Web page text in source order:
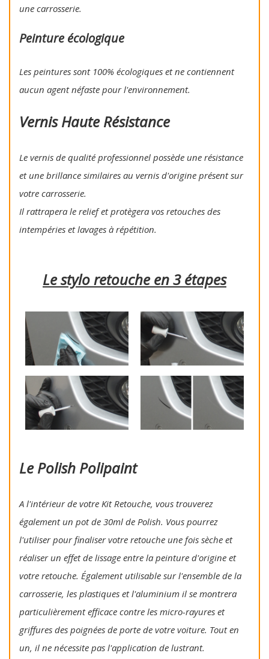
une carrosserie.
Peinture écologique
Les peintures sont 100% écologiques et ne contiennent
aucun agent néfaste pour l'environnement.
Vernis Haute Résistance
Le vernis de qualité professionnel possède une résistance
et une brillance similaires au vernis d'origine présent sur
votre carrosserie.
Il rattrapera le relief et protègera vos retouches des
intempéries et lavages à répétition.
Le stylo retouche en 3 étapes
Le Polish Polipaint
A l'intérieur de votre Kit Retouche, vous trouverez
également un pot de 30ml de Polish. Vous pourrez
l'utiliser pour finaliser votre retouche une fois sèche et
réaliser un effet de lissage entre la peinture d'origine et
votre retouche. Également utilisable sur l'ensemble de la
carrosserie, les plastiques et l'aluminium il se montrera
particulièrement efficace contre les micro-rayures et
griffures des poignées de porte de votre voiture. Tout en
un, il ne nécessite pas l'application de lustrant.